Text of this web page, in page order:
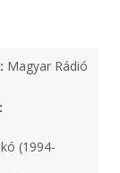
Magyar Rádió
(1994-